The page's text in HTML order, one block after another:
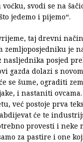
svodi se na
jedemo i pijemo“.
taj drevni
zemljoposjedniku je
nasljednika posjed
gazda dolazi s
se šume, ograditi
i nastaniti ovcama.
već postoje prva
će te
provesti i neke
za pastire i one